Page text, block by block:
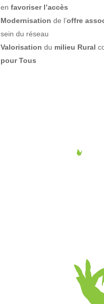
enfavoriser l’accès
Modernisation de l’offre
sein du réseau
Valorisation du milieu Rural
pour Tous